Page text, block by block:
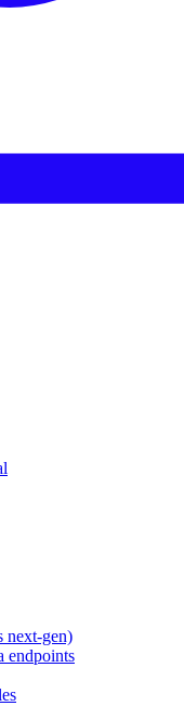
next-gen)
endpoints